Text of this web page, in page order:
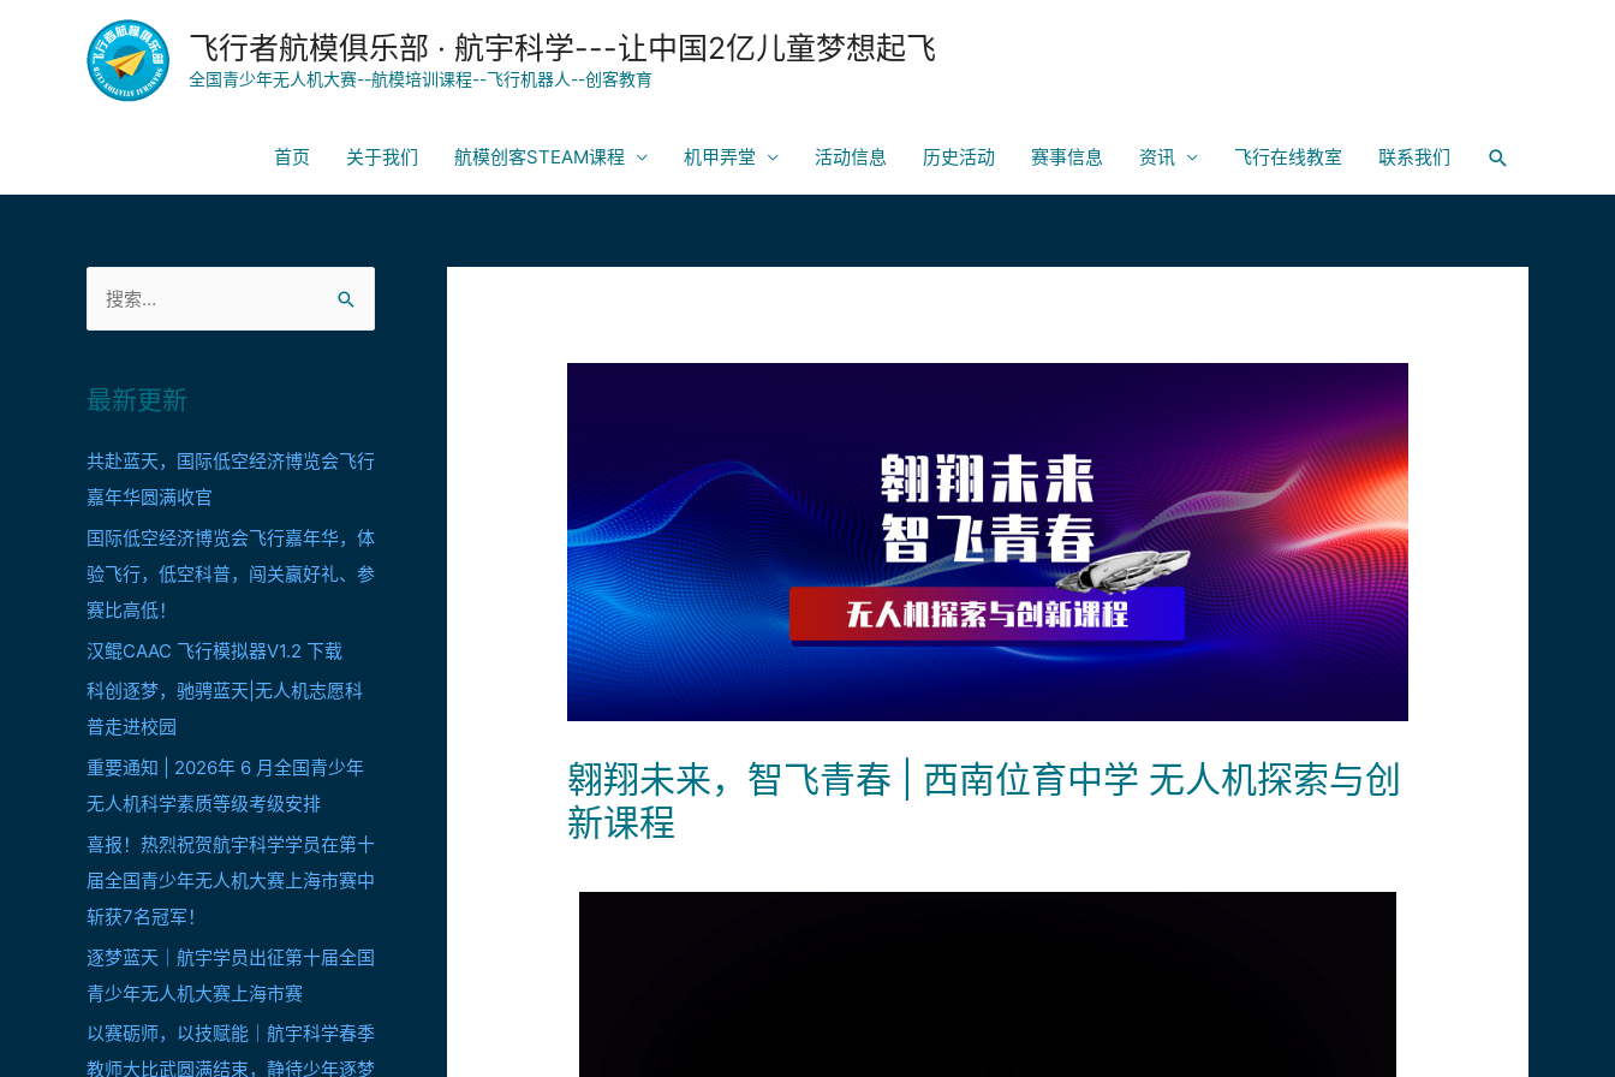
飞行者航模俱乐部 · 航宇科学---让中国2亿儿童梦想起飞
全国青少年无人机大赛--航模培训课程--飞行机器人--创客教育
首页 关于我们 航模创客STEAM课程 机甲弄堂 活动信息 历史活动 赛事信息 资讯 飞行在线教室 联系我们
最新更新
共赴蓝天，国际低空经济博览会飞行
嘉年华圆满收官
国际低空经济博览会飞行嘉年华，体
验飞行，低空科普，闯关赢好礼、参
赛比高低！
汉鲲CAAC 飞行模拟器V1.2 下载
科创逐梦，驰骋蓝天|无人机志愿科
普走进校园
重要通知 | 2026年 6 月全国青少年
无人机科学素质等级考级安排
喜报！热烈祝贺航宇科学学员在第十
届全国青少年无人机大赛上海市赛中
斩获7名冠军！
逐梦蓝天｜航宇学员出征第十届全国
青少年无人机大赛上海市赛
以赛砺师，以技赋能｜航宇科学春季
教师大比武圆满结束，静待少年逐梦
翱翔未来，智飞青春 | 西南位育中学 无人机探索与创
新课程